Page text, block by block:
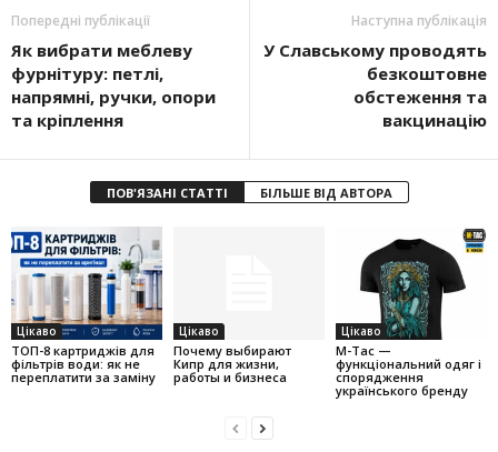
Попередні публікації
Як вибрати меблеву
фурнітуру: петлі,
напрямні, ручки, опори
та кріплення
Наступна публікація
У Славському проводять
безкоштовне
обстеження та
вакцинацію
ПОВ'ЯЗАНІ СТАТТІ БІЛЬШЕ ВІД АВТОРА
Цікаво
ТОП-8 картриджів для
фільтрів води: як не
переплатити за заміну
Цікаво
Почему выбирают
Кипр для жизни,
работы и бизнеса
Цікаво
M-Tac —
функціональний одяг і
спорядження
українського бренду